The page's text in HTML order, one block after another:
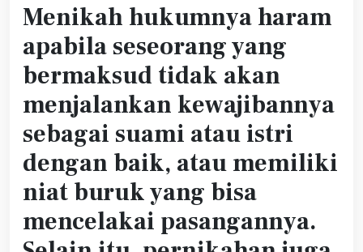
Menikah hukumnya haram
apabila seseorang yang
bermaksud tidak akan
menjalankan kewajibannya
sebagai suami atau istri
dengan baik, atau memiliki
niat buruk yang bisa
mencelakai pasangannya.